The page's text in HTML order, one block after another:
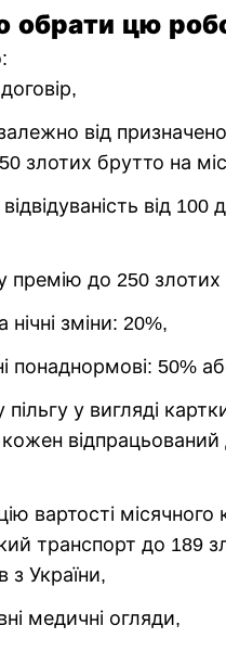
обрати цю
від
злотих брутто на
від 100
премію до 250 злотих
нічні зміни: 20%,
понаднормові: 50%
у вигляді
відпрацьований
вартості місячного
транспорт до 189
з України,
медичні огляди,